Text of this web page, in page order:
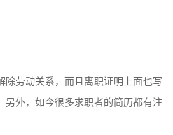
劳动关系，而且离职证明上面也写
外，如今很多求职者的简历都有注